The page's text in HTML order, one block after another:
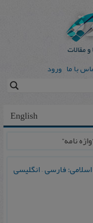
با ما ورود
English
نامه”
ف‍ارسی‌ – ان‍گ‍لیسی‌